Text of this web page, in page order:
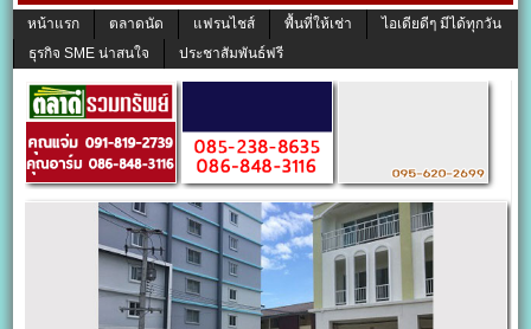
หน้าแรก
ตลาดนัด แฟรนไชส์ พื้นที่ให้เช่า
ไอเดียดีๆ มีได้ทุกวัน
ธุรกิจ SME น่าสนใจ
ประชาสัมพันธ์ฟรี